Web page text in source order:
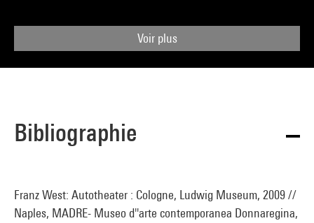
Voir plus
Bibliographie
Franz West: Autotheater : Cologne, Ludwig Museum, 2009 //
Naples, MADRE- Museo d''arte contemporanea Donnaregina,